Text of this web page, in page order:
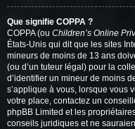
Que signifie COPPA ?
COPPA (ou Children’s Online
États-Unis qui dit que les sites
mineurs de moins de 13 ans
(ou d’un tuteur légal) pour la
d’identifier un mineur de moins
s’applique à vous, lorsque vous
votre place, contactez un
phpBB Limited et les
conseils juridiques et ne